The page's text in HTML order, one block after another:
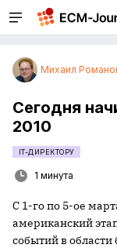
Михаил
Сегодня
2010
IT-ДИРЕКТОРУ
1 минута
С 1-го по 5-ое
американский
событий в области